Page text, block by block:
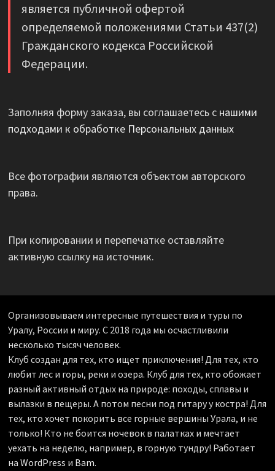
является публичной офертой
определяемой положениями Статьи 437(2)
Гражданского кодекса Российской
Федерации.
Заполняя форму заказа, вы соглашаетесь с нашими
подходами к обработке Персональных данных
Все фотографии являются объектом авторского
права.
При копировании и перепечатке оставляйте
активную ссылку на источник.
Организовываем интересные путешествия и туры по
Уралу, России и миру. С 2018 года мы осчастливили
несколько тысяч человек.
Клуб создан для тех, кто ищет приключения! Для тех, кто
любит лес и горы, реки и озера. Клуб для тех, кто обожает
разный активный отдых на природе: походы, сплавы и
вылазки в пещеры. А потом песни под гитару у костра! Для
тех, кто хочет покорить все горные вершины Урала, и не
только! Кто не боится ночевок в палатках и мечтает
уехать на неделю, например, в горную тундру! Работает
на WordPress и Bam.